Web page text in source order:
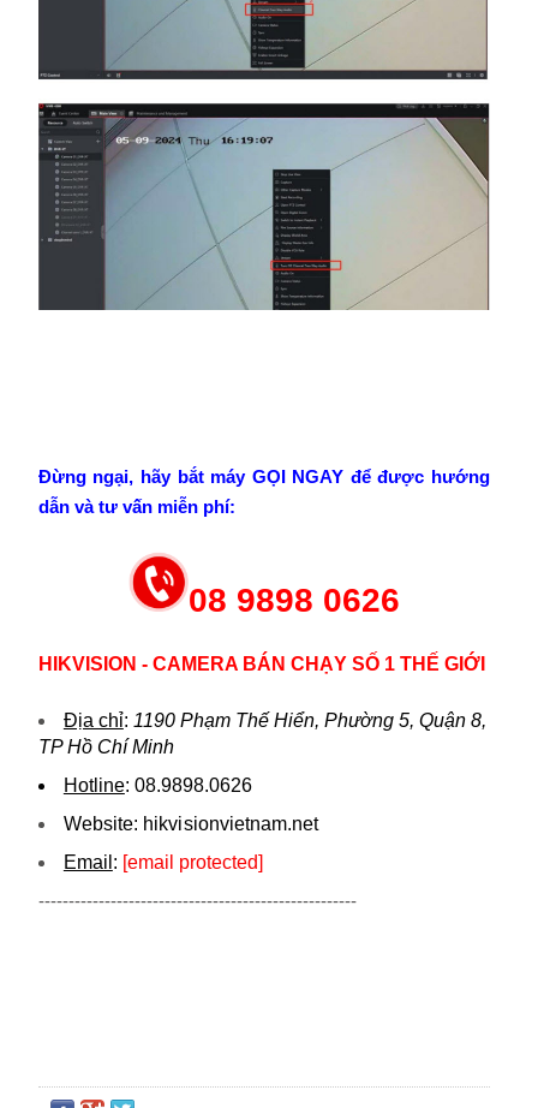
Đừng ngại, hãy bắt máy GỌI NGAY để được hướng
dẫn và tư vấn miễn phí:
08 9898 0626
HIKVISION - CAMERA BÁN CHẠY SỐ 1 THẾ GIỚI
Địa chỉ: 1190 Phạm Thế Hiển, Phường 5, Quận 8,
TP Hồ Chí Minh
Hotline: 08.9898.0626
Website: hikvi sionvietnam.net
Email : [email protected]
-----------------------------------------------------